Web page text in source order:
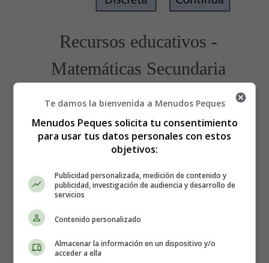
Recursos educativos -
Matemáticas Secundaria
- Estadística
Recursos educativos- Fichas didácticas
Esquema: Aplicaciones, método y variable.
¿Qué es? Ciencia independiente con la que se
se interpretan y se obtiene datos
Te damos la bienvenida a Menudos Peques
Menudos Peques solicita tu consentimiento
para usar tus datos personales con estos
objetivos:
Publicidad personalizada, medición de contenido y
publicidad, investigación de audiencia y desarrollo de
servicios
Contenido personalizado
Almacenar la información en un dispositivo y/o
acceder a ella